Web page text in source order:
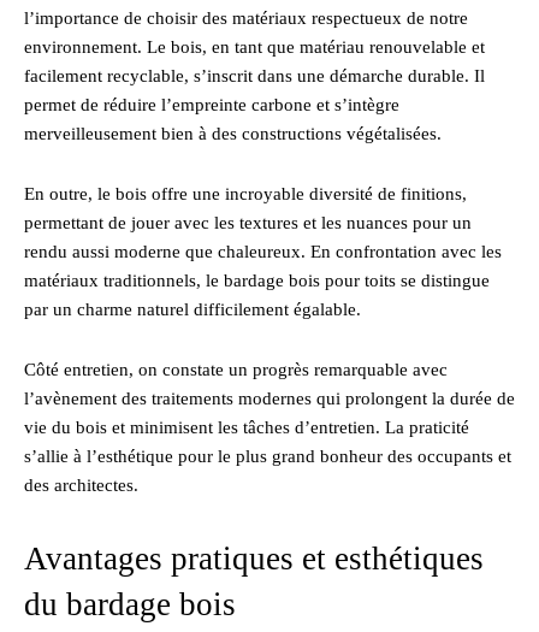
l’importance de choisir des matériaux respectueux de notre
environnement. Le bois, en tant que matériau renouvelable et
facilement recyclable, s’inscrit dans une démarche durable. Il
permet de réduire l’empreinte carbone et s’intègre
merveilleusement bien à des constructions végétalisées.
En outre, le bois offre une incroyable diversité de finitions,
permettant de jouer avec les textures et les nuances pour un
rendu aussi moderne que chaleureux. En confrontation avec les
matériaux traditionnels, le bardage bois pour toits se distingue
par un charme naturel difficilement égalable.
Côté entretien, on constate un progrès remarquable avec
l’avènement des traitements modernes qui prolongent la durée de
vie du bois et minimisent les tâches d’entretien. La praticité
s’allie à l’esthétique pour le plus grand bonheur des occupants et
des architectes.
Avantages pratiques et esthétiques
du bardage bois